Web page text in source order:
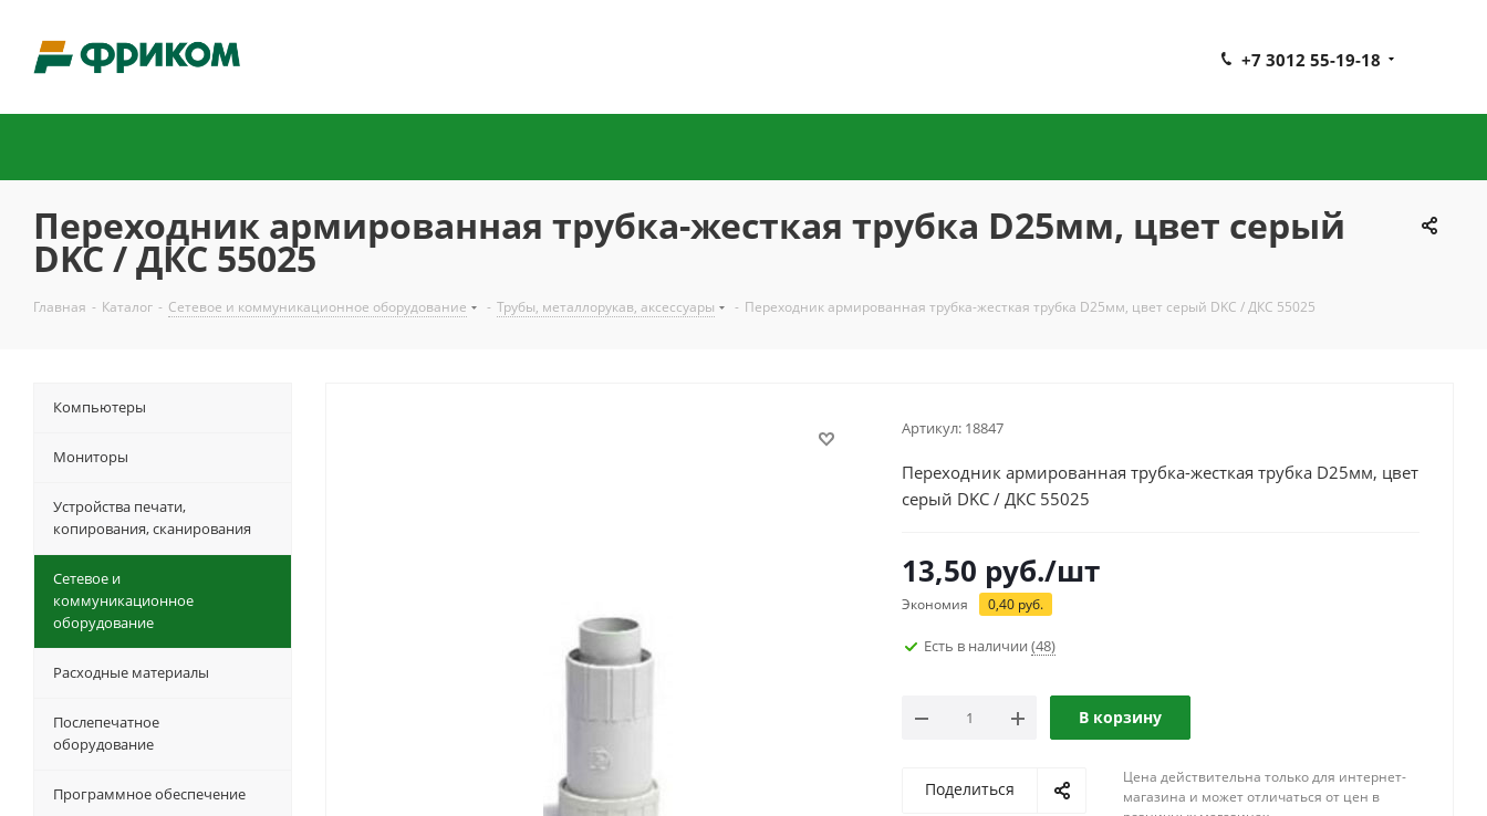
+7 3012 55-19-18
Переходник армированная трубка-жесткая трубка D25мм, цвет серый
DKC / ДКС 55025
Главная - Каталог - Сетевое и коммуникационное оборудование - Трубы, металлорукав, аксессуары - Переходник армированная трубка-жесткая трубка D25мм, цвет серый DKC / ДКС 55025
Артикул: 18847
Переходник армированная трубка-жесткая трубка D25мм, цвет
серый DKC / ДКС 55025
13,50 руб./шт
Экономия 0,40 руб.
Есть в наличии (48)
В корзину
Поделиться
Цена действительна только для интернет-
магазина и может отличаться от цен в
Компьютеры
Мониторы
Устройства печати,
копирования, сканирования
Сетевое и
коммуникационное
оборудование
Расходные материалы
Послепечатное
оборудование
Программное обеспечение